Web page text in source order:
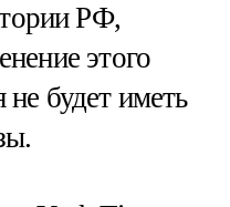
РФ,
этого
будет иметь